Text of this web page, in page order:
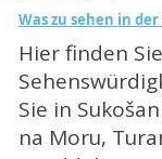
Was zu sehen in
Hier finden
Sie in
na Moru,